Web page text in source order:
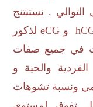
. نستنتنج
و eCGلذكور
في جميع صفات
والحية و
ونسبة تشوهات